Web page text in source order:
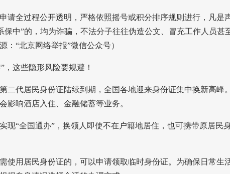
请全过程公开透明，严格依照摇号或积分排序规则进行，凡是
保中”的，均为诈骗，不法分子往往伪造公文、冒充工作人员甚
：“北京网络举报”微信公众号）
，这些隐形风险要规避！
二代居民身份证陆续到期，全国各地迎来身份证集中换新高峰
影响酒店入住、金融储蓄等业务。
现“全国通办”，换领人即使不在户籍地居住，也可携带原居民
使用居民身份证的，可以申请领取临时身份证。为确保日常生